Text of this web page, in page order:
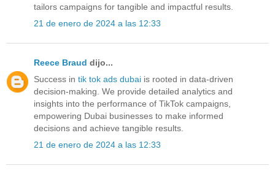
tailors campaigns for tangible and impactful results.
21 de enero de 2024 a las 12:33
Reece Braud dijo...
Success in tik tok ads dubai is rooted in data-driven
decision-making. We provide detailed analytics and
insights into the performance of TikTok campaigns,
empowering Dubai businesses to make informed
decisions and achieve tangible results.
21 de enero de 2024 a las 12:33